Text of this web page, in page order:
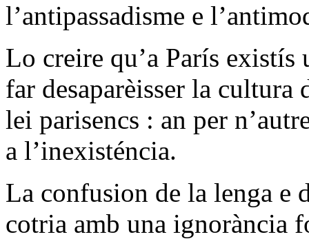
l’antipassadisme e
Lo creire qu’a París existís
far desaparèisser la cultura
lei parisencs : an per
a l’inexisténcia.
La confusion de la lenga e
cotria amb una ignorància